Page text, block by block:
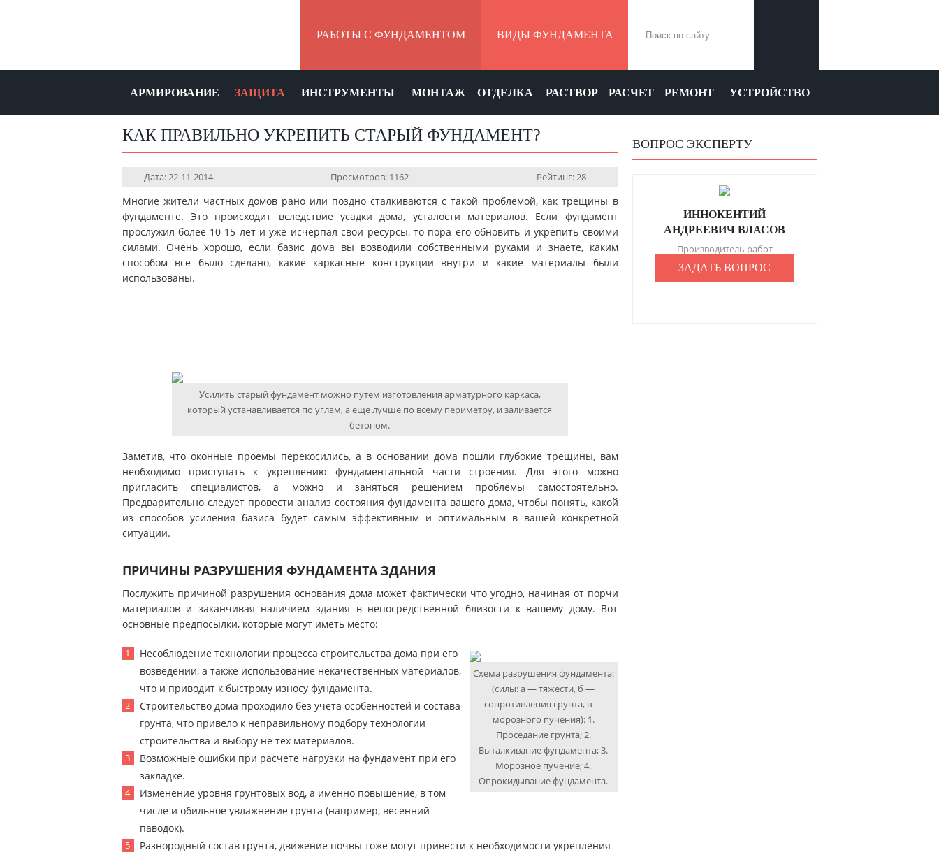
АРМИРОВАНИЕ ЗАЩИТА ИНСТРУМЕНТЫ МОНТАЖ ОТДЕЛКА РАСТВОР РАСЧЕТ РЕМОНТ УСТРОЙСТВО
РАБОТЫ С ФУНДАМЕНТОМ ВИДЫ ФУНДАМЕНТА
КАК ПРАВИЛЬНО УКРЕПИТЬ СТАРЫЙ ФУНДАМЕНТ?
Дата: 22-11-2014 Просмотров: 1162 Рейтинг: 28
Многие жители частных домов рано или поздно сталкиваются с такой проблемой, как трещины в
фундаменте. Это происходит вследствие усадки дома, усталости материалов. Если фундамент
прослужил более 10-15 лет и уже исчерпал свои ресурсы, то пора его обновить и укрепить своими
силами. Очень хорошо, если базис дома вы возводили собственными руками и знаете, каким
способом все было сделано, какие каркасные конструкции внутри и какие материалы были
использованы.
Усилить старый фундамент можно путем изготовления арматурного каркаса,
который устанавливается по углам, а еще лучше по всему периметру, и заливается
бетоном.
Заметив, что оконные проемы перекосились, а в основании дома пошли глубокие трещины, вам
необходимо приступать к укреплению фундаментальной части строения. Для этого можно
пригласить специалистов, а можно и заняться решением проблемы самостоятельно.
Предварительно следует провести анализ состояния фундамента вашего дома, чтобы понять, какой
из способов усиления базиса будет самым эффективным и оптимальным в вашей конкретной
ситуации.
ПРИЧИНЫ РАЗРУШЕНИЯ ФУНДАМЕНТА ЗДАНИЯ
Послужить причиной разрушения основания дома может фактически что угодно, начиная от порчи
материалов и заканчивая наличием здания в непосредственной близости к вашему дому. Вот
основные предпосылки, которые могут иметь место:
Схема разрушения фундамента:
(силы: а — тяжести, б —
сопротивления грунта, в —
морозного пучения): 1.
Проседание грунта; 2.
Выталкивание фундамента; 3.
Морозное пучение; 4.
Опрокидывание фундамента.
Несоблюдение технологии процесса строительства дома при его
возведении, а также использование некачественных материалов,
что и приводит к быстрому износу фундамента.
Строительство дома проходило без учета особенностей и состава
грунта, что привело к неправильному подбору технологии
строительства и выбору не тех материалов.
Возможные ошибки при расчете нагрузки на фундамент при его
закладке.
Изменение уровня грунтовых вод, а именно повышение, в том
числе и обильное увлажнение грунта (например, весенний
паводок).
Разнородный состав грунта, движение почвы тоже могут привести к необходимости укрепления
ВОПРОС ЭКСПЕРТУ
ИННОКЕНТИЙ
АНДРЕЕВИЧ ВЛАСОВ
Производитель работ
ЗАДАТЬ ВОПРОС